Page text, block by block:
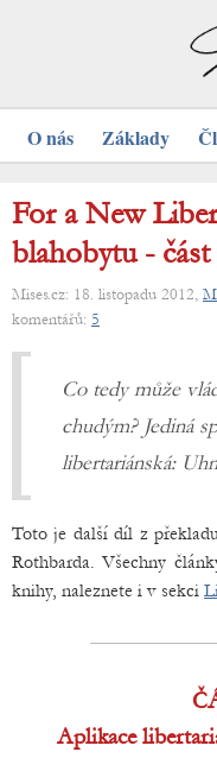
O nás Základy
For a New
blahobytu -
Mises.cz: 18. listopadu 2012,
komentářů: 5
Co tedy může
chudým? Jediná
libertariánská:
Toto je další díl z
Rothbarda. Všechny
knihy, naleznete i v sekci
Aplikace